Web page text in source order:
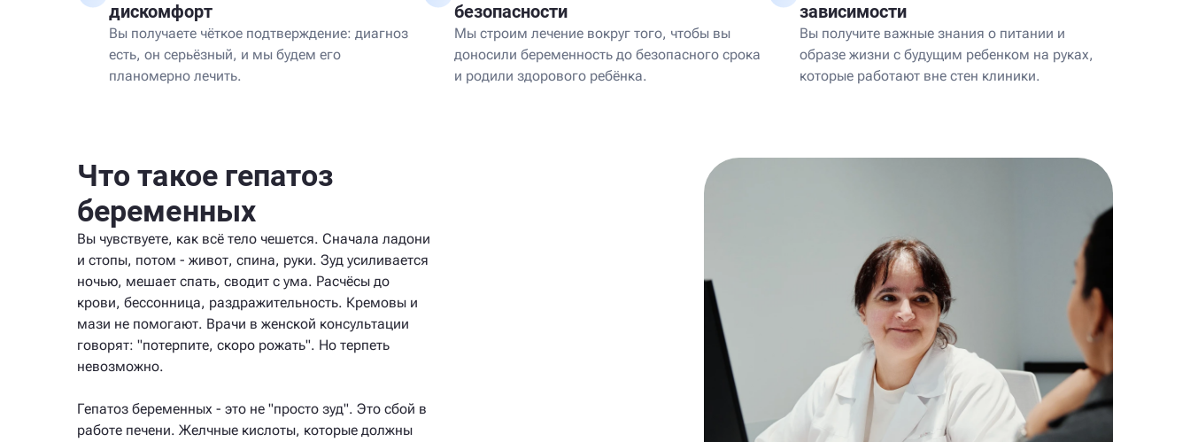
дискомфорт
Вы получаете чёткое подтверждение: диагноз
есть, он серьёзный, и мы будем его
планомерно лечить.
безопасности
Мы строим лечение вокруг того, чтобы вы
доносили беременность до безопасного срока
и родили здорового ребёнка.
зависимости
Вы получите важные знания о питании и
образе жизни с будущим ребенком на руках,
которые работают вне стен клиники.
Что такое гепатоз
беременных
Вы чувствуете, как всё тело чешется. Сначала ладони
и стопы, потом - живот, спина, руки. Зуд усиливается
ночью, мешает спать, сводит с ума. Расчёсы до
крови, бессонница, раздражительность. Кремовы и
мази не помогают. Врачи в женской консультации
говорят: "потерпите, скоро рожать". Но терпеть
невозможно.
Гепатоз беременных - это не "просто зуд". Это сбой в
работе печени. Желчные кислоты, которые должны